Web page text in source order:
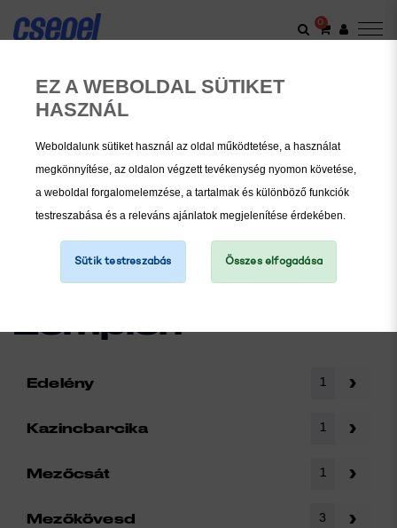
EZ A WEBOLDAL SÜTIKET
HASZNÁL
Weboldalunk sütiket használ az oldal működtetése, a használat
megkönnyítése, az oldalon végzett tevékenység nyomon követése,
a weboldal forgalomelemzése, a tartalmak és különböző funkciók
testreszabása és a releváns ajánlatok megjelenítése érdekében.
Sütik testreszabás Összes elfogadása
0
Üzletek
Borsod-Abaúj-
Zemplén
Edelény 1
Kazincbarcika 1
Mezőcsát 1
Mezőkövesd 3